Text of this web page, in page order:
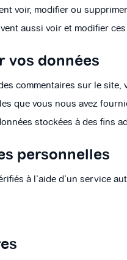
voir, modifier ou
aussi voir et modifier
vos données
commentaires sur le
que vous nous avez
stockées à des fins
personnelles
à l’aide d’un service